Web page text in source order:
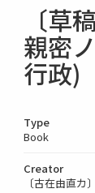
〔
親密
行政)
Type
Book
Creator
〔古在由直カ〕